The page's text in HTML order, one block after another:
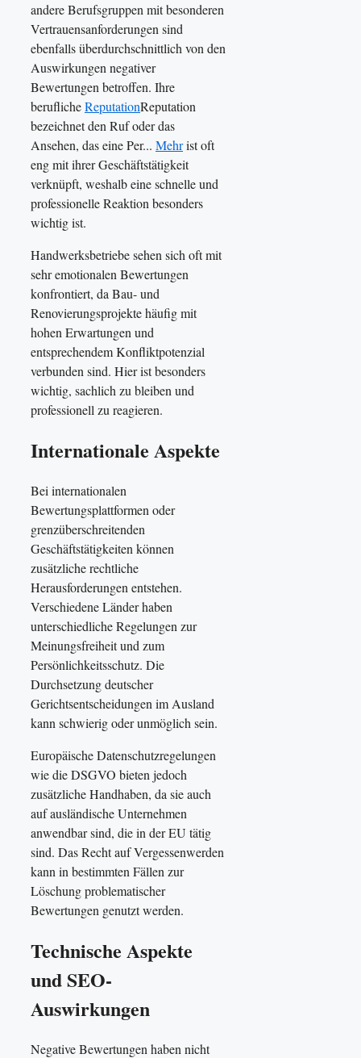
andere Berufsgruppen mit besonderen
Vertrauensanforderungen sind
ebenfalls überdurchschnittlich von den
Auswirkungen negativer
Bewertungen betroffen. Ihre
beruflicheReputationReputation
bezeichnet den Ruf oder das
Ansehen, das eine Per... Mehrist oft
eng mit ihrer Geschäftstätigkeit
verknüpft, weshalb eine schnelle und
professionelle Reaktion besonders
wichtig ist.
Handwerksbetriebe sehen sich oft mit
sehr emotionalen Bewertungen
konfrontiert, da Bau- und
Renovierungsprojekte häufig mit
hohen Erwartungen und
entsprechendem Konfliktpotenzial
verbunden sind. Hier ist besonders
wichtig, sachlich zu bleiben und
professionell zu reagieren.
Internationale Aspekte
Bei internationalen
Bewertungsplattformen oder
grenzüberschreitenden
Geschäftstätigkeiten können
zusätzliche rechtliche
Herausforderungen entstehen.
Verschiedene Länder haben
unterschiedliche Regelungen zur
Meinungsfreiheit und zum
Persönlichkeitsschutz. Die
Durchsetzung deutscher
Gerichtsentscheidungen im Ausland
kann schwierig oder unmöglich sein.
Europäische Datenschutzregelungen
wie die DSGVO bieten jedoch
zusätzliche Handhaben, da sie auch
auf ausländische Unternehmen
anwendbar sind, die in der EU tätig
sind. Das Recht auf Vergessenwerden
kann in bestimmten Fällen zur
Löschung problematischer
Bewertungen genutzt werden.
Technische Aspekte
und SEO-
Auswirkungen
Negative Bewertungen haben nicht